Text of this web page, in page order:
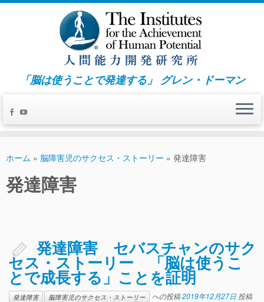
「脳は使うことで発達する」 グレン・ドーマン
ホーム » 脳障害児のサクセス・ストーリー » 発達障害
発達障害 セバスチャンのサク
セス・ストーリー 「脳は使うこ
とで成長する」ことを証明
発達障害 脳障害児のサクセス・ストーリー への投稿2019年12月27日 投稿